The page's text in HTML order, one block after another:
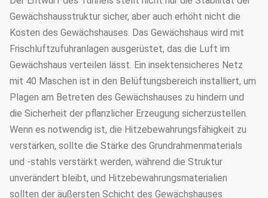
Gewächshausstruktur sicher, aber auch erhöht nicht die
Kosten des Gewächshauses. Das Gewächshaus wird mit
Frischluftzufuhranlagen ausgerüstet, das die Luft im
Gewächshaus verteilen lässt. Ein insektensicheres Netz
mit 40 Maschen ist in den Belüftungsbereich installiert, um
Plagen am Betreten des Gewächshauses zu hindern und
die Sicherheit der pflanzlicher Erzeugung sicherzustellen.
Wenn es notwendig ist, die Hitzebewahrungsfähigkeit zu
verstärken, sollte die Stärke des Grundrahmenmaterials
und -stahls verstärkt werden, während die Struktur
unverändert bleibt, und Hitzebewahrungsmaterialien
sollten der äußersten Schicht des Gewächshauses